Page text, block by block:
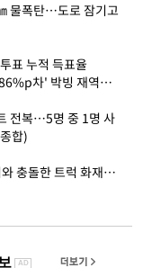
물폭탄…도로 잠기고
표 누적 득표율
차' 박빙 재역전
전복…5명 중 1명 사
합)
충돌한 트럭 화재…